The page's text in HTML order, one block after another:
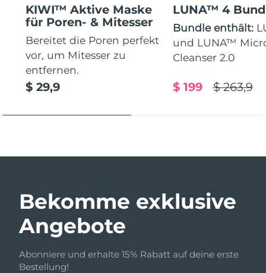
KIWI™ Aktive Maske
für Poren- & Mitesser
Bereitet die Poren perfekt
vor, um Mitesser zu
entfernen.
$ 29,9
LUNA™ 4
Bundle enthält:
und LUNA™
Cleanser 2.0
$ 263,9
$ 199
Bekomme exklusive
Angebote
Abonniere und erhalte 15% Rabatt auf deine erste
Bestellung!